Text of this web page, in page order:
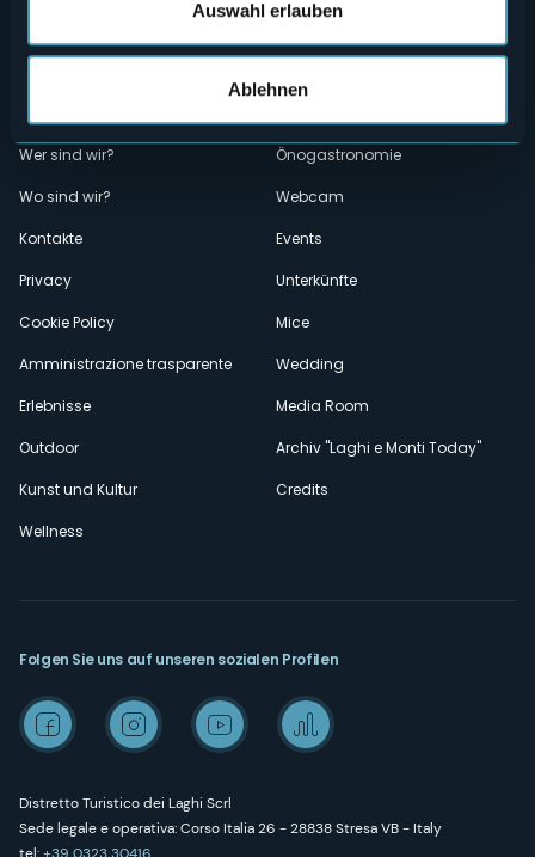
Auswahl erlauben
Ablehnen
Menù
secondario
Wer sind wir?
Wo sind wir?
Kontakte
Privacy
Cookie Policy
Amministrazione trasparente
Erlebnisse
Outdoor
Kunst und Kultur
Wellness
Önogastronomie
Webcam
Events
Unterkünfte
Mice
Wedding
Media Room
Archiv "Laghi e Monti Today"
Credits
Distretto Turistico dei Laghi Scrl
Sede legale e operativa: Corso Italia 26 - 28838 Stresa VB - Italy
Folgen Sie uns auf unseren sozialen Profilen